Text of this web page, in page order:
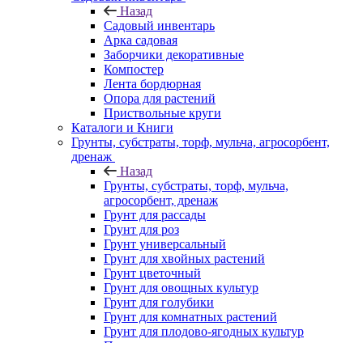
Назад
Садовый инвентарь
Арка садовая
Заборчики декоративные
Компостер
Лента бордюрная
Опора для растений
Приствольные круги
Каталоги и Книги
Грунты, субстраты, торф, мульча, агросорбент,
дренаж
Назад
Грунты, субстраты, торф, мульча,
агросорбент, дренаж
Грунт для рассады
Грунт для роз
Грунт универсальный
Грунт для хвойных растений
Грунт цветочный
Грунт для овощных культур
Грунт для голубики
Грунт для комнатных растений
Грунт для плодово-ягодных культур